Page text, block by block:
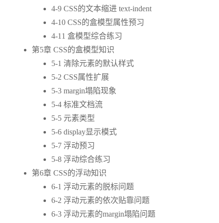
4-9 CSS的文本缩进 text-indent
4-10 CSS的盒模型属性预习
4-11 盒模型综合练习
第5章 CSS的盒模型知识
5-1 清除元素的默认样式
5-2 CSS属性扩展
5-3 margin塌陷现象
5-4 标准文档流
5-5 元素类型
5-6 display显示模式
5-7 浮动预习
5-8 浮动综合练习
第6章 CSS的浮动知识
6-1 浮动元素的脱标问题
6-2 浮动元素的依次贴靠问题
6-3 浮动元素的margin塌陷问题